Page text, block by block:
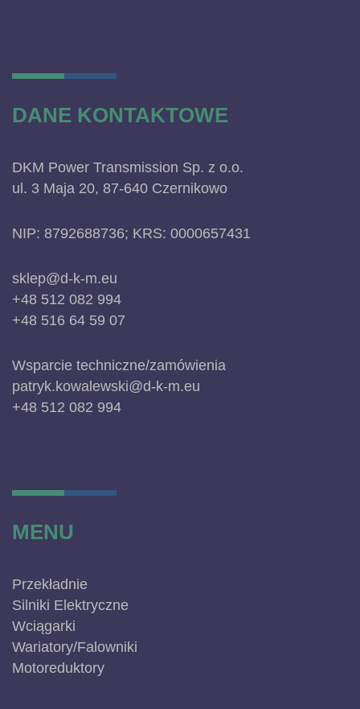
DANE KONTAKTOWE
DKM Power Transmission Sp. z o.o.
ul. 3 Maja 20, 87-640 Czernikowo
NIP: 8792688736; KRS: 0000657431
sklep@d-k-m.eu
+48 512 082 994
+48 516 64 59 07
Wsparcie techniczne/zamówienia
patryk.kowalewski@d-k-m.eu
+48 512 082 994
MENU
Przekładnie
Silniki Elektryczne
Wciągarki
Wariatory/Falowniki
Motoreduktory